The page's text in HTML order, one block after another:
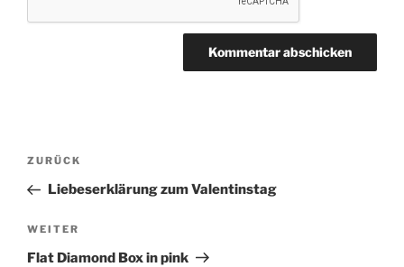
Beitragsnavigation
Vorheriger
Beitrag
ZURÜCK
Liebeserklärung zum Valentinstag
Nächster
Beitrag
WEITER
Flat Diamond Box in pink